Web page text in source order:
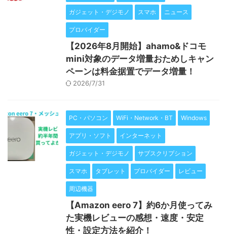
ガジェット・デジモノ スマホ ニュース
プロバイダー
【2026年8月開始】ahamo&ドコモ
mini対象のデータ増量おためしキャン
ペーンは料金据置でデータ増量！
2026/7/31
PC・パソコン WiFi・Network・BT Windows
アプリ・ソフト インターネット
ガジェット・デジモノ サブスクリプション
スマホ タブレット プロバイダー レビュー
周辺機器
【Amazon eero 7】約6か月使ってみ
た実機レビューの感想・速度・安定
性・設定方法を紹介！